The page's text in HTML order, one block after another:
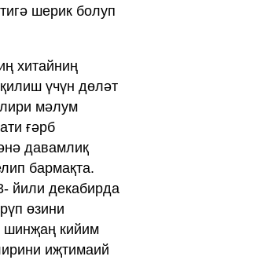
шерик болуп
хитайниң
үчүн дөләт
ғәрб
давамлиқ
бармақта.
йили декабирда
өзини
шинҗаң кийим